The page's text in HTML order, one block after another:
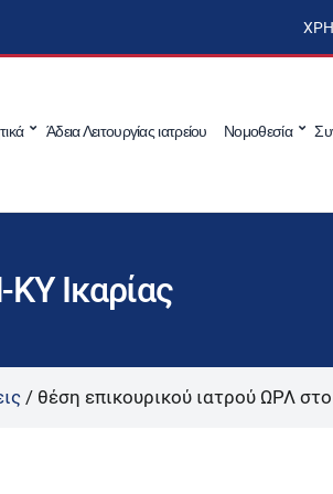
Άδεια Λειτουργίας ιατρείου Νομοθεσία
Ικαρίας
/ θέση επικουρικού ιατρού ΩΡΛ